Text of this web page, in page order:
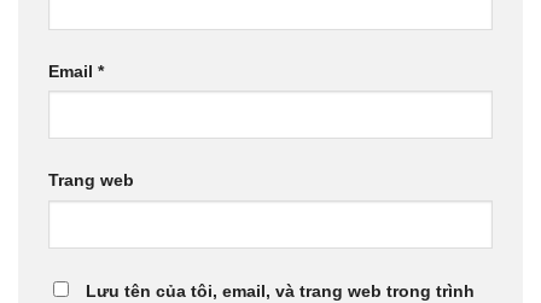
Email *
Trang web
Lưu tên của tôi, email, và trang web trong trình